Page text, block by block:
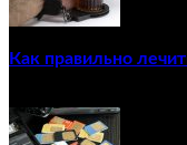
Как правильно